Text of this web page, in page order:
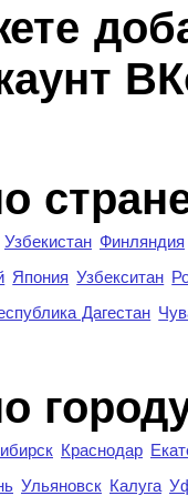
Узбекистан Финляндия
Япония Узбекситан
Дагестан
Краснодар
Ульяновск Калуга